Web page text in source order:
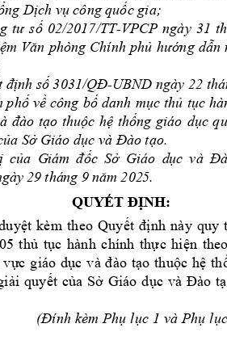
Dịch vụ công quốc gia;
tư số 02/2017/TT-VPCP ngày 31
Văn phòng Chính phủ hướng dẫn
định số 3031/QĐ-UBND ngày 22
phố về công bố danh mục thủ tục
đào tạo thuộc hệ thống giáo dục
Sở Giáo dục và Đào tạo.
ị của Giám đốc Sở Giáo dục và Đ
y 29 tháng 9 năm 2025.
QUYẾT ĐỊNH:
ệt kèm theo Quyết định này quy
05 thủ tục hành chính thực hiện theo
vực giáo dục và đào tạo thuộc hệ th
ải quyết của Sở Giáo dục và Đào tạ
(Đính kèm Phụ lục 1 và Phụ lục